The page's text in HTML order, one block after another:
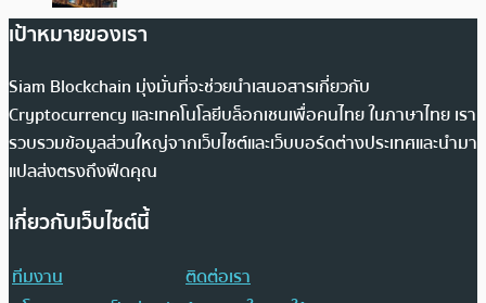
เป้าหมายของเรา
Siam Blockchain มุ่งมั่นที่จะช่วยนำเสนอสารเกี่ยวกับ
Cryptocurrency และเทคโนโลยีบล็อกเชนเพื่อคนไทย ในภาษาไทย เรา
รวบรวมข้อมูลส่วนใหญ่จากเว็บไซต์และเว็บบอร์ดต่างประเทศและนำมา
แปลส่งตรงถึงฟีดคุณ
เกี่ยวกับเว็บไซต์นี้
ทีมงาน
ติดต่อเรา